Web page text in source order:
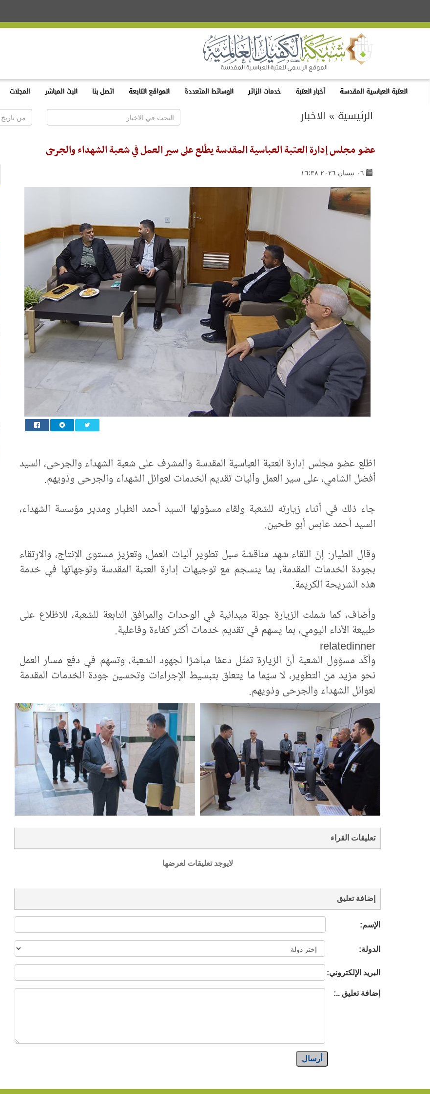
العتبة العباسية المقدسة أخبار العتبة خدمات الزائر الوسائط المتعددة المواقع التابعة اتصل بنا البث المباشر المجلات
الرئيسية » الاخبار
عضو مجلس إدارة العتبة العباسية المقدسة يطّلع على سير العمل في شعبة الشهداء والجرحى
٠٦ نيسان ٢٠٢٦ ١٦:٣٨
اطّلع عضو مجلس إدارة العتبة العباسية المقدسة والمشرف على شعبة الشهداء والجرحى، السيد
أفضل الشامي، على سير العمل وآليات تقديم الخدمات لعوائل الشهداء والجرحى وذويهم.
جاء ذلك في أثناء زيارته للشعبة ولقاء مسؤولها السيد أحمد الطيار ومدير مؤسسة الشهداء،
السيد أحمد عابس أبو طحين.
وقال الطيار: إنّ اللقاء شهد مناقشة سبل تطوير آليات العمل، وتعزيز مستوى الإنتاج، والارتقاء
بجودة الخدمات المقدمة، بما ينسجم مع توجيهات إدارة العتبة المقدسة وتوجهاتها في خدمة
هذه الشريحة الكريمة.
وأضاف، كما شملت الزيارة جولة ميدانية في الوحدات والمرافق التابعة للشعبة، للاطّلاع على
طبيعة الأداء اليومي، بما يسهم في تقديم خدمات أكثر كفاءة وفاعلية.
relatedinner
وأكّد مسؤول الشعبة أنّ الزيارة تمثّل دعمًا مباشرًا لجهود الشعبة، وتسهم في دفع مسار العمل
نحو مزيد من التطوير، لا سيّما ما يتعلق بتبسيط الإجراءات وتحسين جودة الخدمات المقدمة
لعوائل الشهداء والجرحى وذويهم.
تعليقات القراء
لايوجد تعليقات لعرضها
إضافة تعليق
الإسم:
الدولة:
البريد الإلكتروني:
إضافة تعليق ..:
أرسال